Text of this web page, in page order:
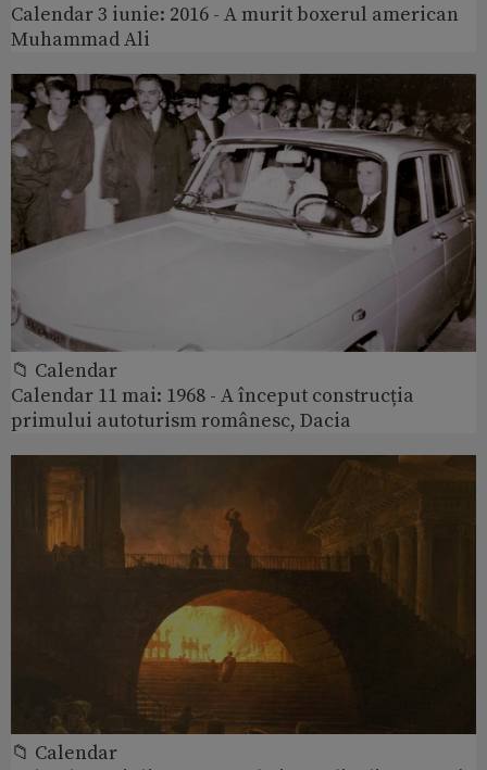
Calendar 3 iunie: 2016 - A murit boxerul american
Muhammad Ali
📁 Calendar
Calendar 11 mai: 1968 - A început construcția
primului autoturism românesc, Dacia
📁 Calendar